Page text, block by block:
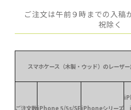
ご注文は午前９時までの入稿
祝除く
スマホケース（木製・ウッド）のレーザ
ご注文数iPhone 5/5s/SEiPhoneシリーズ